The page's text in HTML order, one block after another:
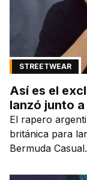
STREETWEAR
Así es el
lanzó junto a
El rapero
británica para
Bermuda Casual.